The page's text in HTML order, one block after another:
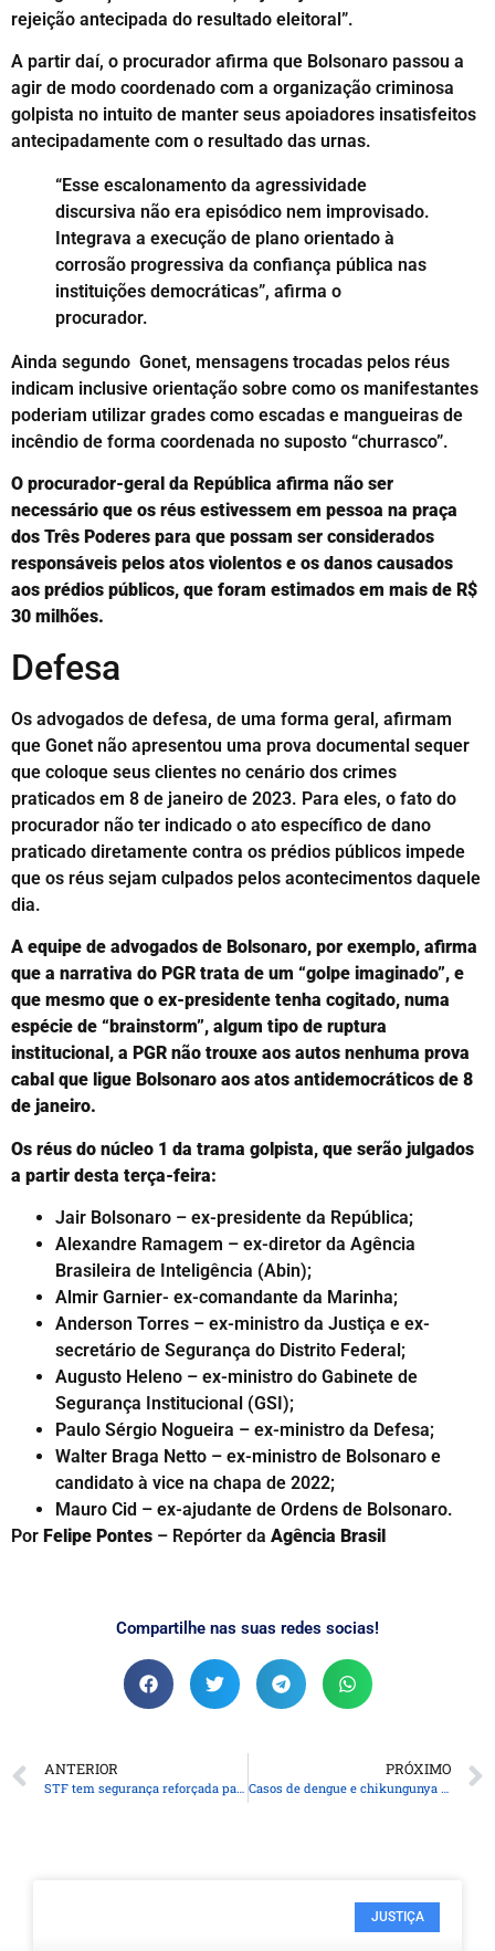
rejeição antecipada do resultado eleitoral”.
A partir daí, o procurador afirma que Bolsonaro passou a
agir de modo coordenado com a organização criminosa
golpista no intuito de manter seus apoiadores insatisfeitos
antecipadamente com o resultado das urnas.
“Esse escalonamento da agressividade
discursiva não era episódico nem improvisado.
Integrava a execução de plano orientado à
corrosão progressiva da confiança pública nas
instituições democráticas”, afirma o
procurador.
Ainda segundo Gonet, mensagens trocadas pelos réus
indicam inclusive orientação sobre como os manifestantes
poderiam utilizar grades como escadas e mangueiras de
incêndio de forma coordenada no suposto “churrasco”.
O procurador-geral da República afirma não ser
necessário que os réus estivessem em pessoa na praça
dos Três Poderes para que possam ser considerados
responsáveis pelos atos violentos e os danos causados
aos prédios públicos, que foram estimados em mais de R$
30 milhões.
Defesa
Os advogados de defesa, de uma forma geral, afirmam
que Gonet não apresentou uma prova documental sequer
que coloque seus clientes no cenário dos crimes
praticados em 8 de janeiro de 2023. Para eles, o fato do
procurador não ter indicado o ato específico de dano
praticado diretamente contra os prédios públicos impede
que os réus sejam culpados pelos acontecimentos daquele
dia.
A equipe de advogados de Bolsonaro, por exemplo, afirma
que a narrativa do PGR trata de um “golpe imaginado”, e
que mesmo que o ex-presidente tenha cogitado, numa
espécie de “brainstorm”, algum tipo de ruptura
institucional, a PGR não trouxe aos autos nenhuma prova
cabal que ligue Bolsonaro aos atos antidemocráticos de 8
de janeiro.
Os réus do núcleo 1 da trama golpista, que serão julgados
a partir desta terça-feira:
Jair Bolsonaro – ex-presidente da República;
Alexandre Ramagem – ex-diretor da Agência
Brasileira de Inteligência (Abin);
Almir Garnier- ex-comandante da Marinha;
Anderson Torres – ex-ministro da Justiça e ex-
secretário de Segurança do Distrito Federal;
Augusto Heleno – ex-ministro do Gabinete de
Segurança Institucional (GSI);
Paulo Sérgio Nogueira – ex-ministro da Defesa;
Walter Braga Netto – ex-ministro de Bolsonaro e
candidato à vice na chapa de 2022;
Mauro Cid – ex-ajudante de Ordens de Bolsonaro.
Por Felipe Pontes – Repórter da Agência Brasil
Compartilhe nas suas redes socias!
ANTERIOR
STF tem segurança reforçada para julgamento de trama golpista
PRÓXIMO
Casos de dengue e chikungunya custaram R$ 1,2 bi ao sistema de saúde
JUSTIÇA